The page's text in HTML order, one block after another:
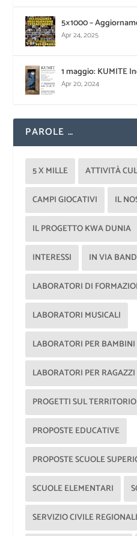
5×1000 –
Apr 24, 2025
1 maggio: KUMITE
Apr 20, 2024
PAROLE …
5 X MILLE ATTIVITÀ
CAMPI GIOCATIVI IL
IL PROGETTO KWA DUNIA
INTERESSI IN VIA
LABORATORI DI
LABORATORI MUSICALI
LABORATORI PER BAMBINI
LABORATORI PER RAGAZZI
PROGETTI SUL TERRITORIO
PROPOSTE EDUCATIVE
PROPOSTE SCUOLE
SCUOLE ELEMENTARI
SERVIZIO CIVILE